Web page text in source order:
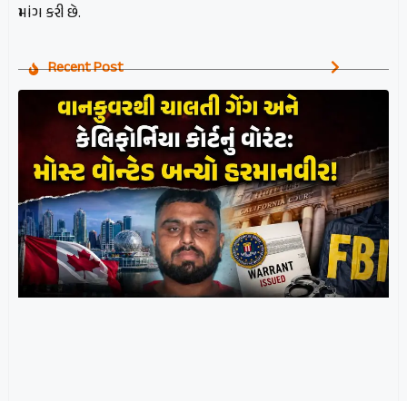
માંગ કરી છે.
Recent Post